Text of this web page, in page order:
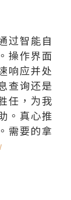
过智能自
操作界面
响应并处
查询还是
任，为我
。真心推
需要的拿